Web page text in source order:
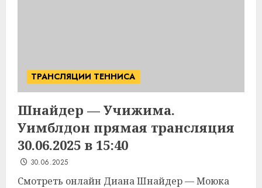
ТРАНСЛЯЦИИ ТЕННИСА
Шнайдер — Учижима.
Уимблдон прямая трансляция
30.06.2025 в 15:40
30.06.2025
Смотреть онлайн Диана Шнайдер — Моюка